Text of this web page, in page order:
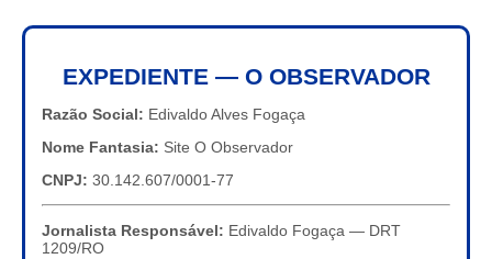
EXPEDIENTE — O OBSERVADOR
Razão Social: Edivaldo Alves Fogaça
Nome Fantasia: Site O Observador
CNPJ: 30.142.607/0001-77
Jornalista Responsável: Edivaldo Fogaça — DRT
1209/RO